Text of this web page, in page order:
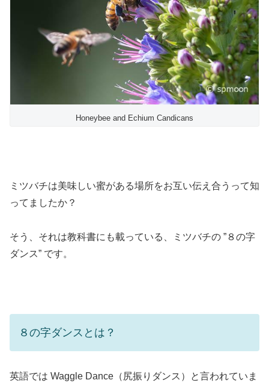
Honeybee and Echium Candicans
ミツバチは美味しい蜜がある場所をお互い伝え合うって知
ってましたか？
そう、それは教科書にも載っている、ミツバチの ”８の字
ダンス” です。
８の字ダンスとは？
英語では Waggle Dance（尻振りダンス）と言われていま